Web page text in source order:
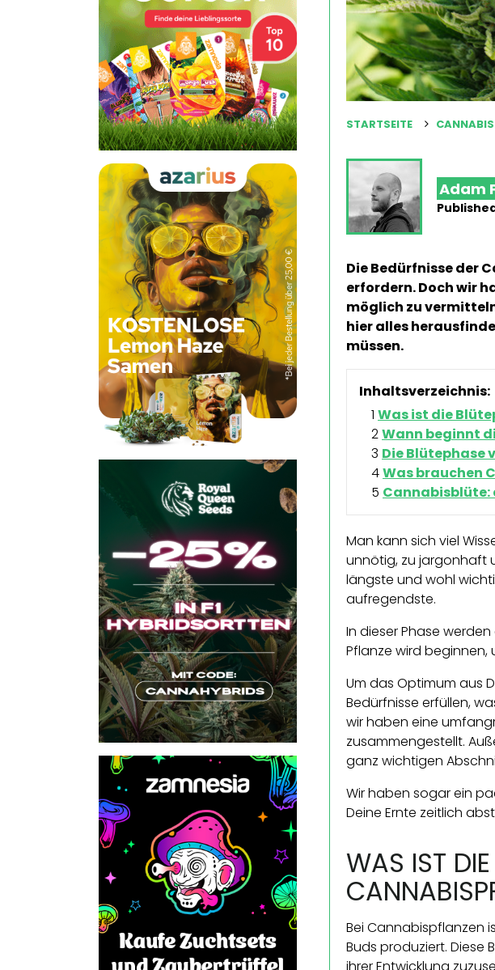
STARTSEITE
Adam
Die Bedürfnisse der
erfordern. Doch wir
möglich zu
hier alles
müssen.
Inhaltsverzeichnis:
Was ist die
Wann beginnt
Die Blütephase
Was brauchen
Cannabisblüte:
Man kann sich viel
unnötig, zu jargonhaft
längste und wohl
aufregendste.
In dieser Phase
Pflanze wird
Um das Optimum aus
Bedürfnisse erfüllen,
wir haben eine
zusammengestellt.
ganz wichtigen
Wir haben sogar ein
Deine Ernte zeitlich
WAS IST
Bei Cannabispflanzen
Buds produziert.